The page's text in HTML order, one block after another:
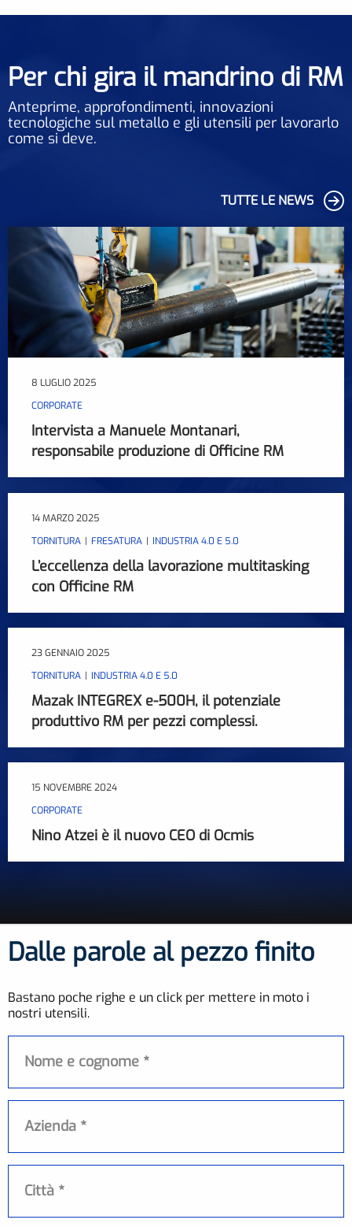
Per chi gira il mandrino di RM
Anteprime, approfondimenti, innovazioni
tecnologiche sul metallo e gli utensili per lavorarlo
come si deve.
TUTTE LE NEWS
8 LUGLIO 2025
CORPORATE
Intervista a Manuele Montanari,
responsabile produzione di Officine RM
14 MARZO 2025
TORNITURA
FRESATURA INDUSTRIA 4.0 E 5.0
L’eccellenza della lavorazione multitasking
con Officine RM
23 GENNAIO 2025
TORNITURA
INDUSTRIA 4.0 E 5.0
Mazak INTEGREX e-500H, il potenziale
produttivo RM per pezzi complessi.
15 NOVEMBRE 2024
CORPORATE
Nino Atzei è il nuovo CEO di Ocmis
Dalle parole al pezzo finito
Bastano poche righe e un click per mettere in moto i
nostri utensili.